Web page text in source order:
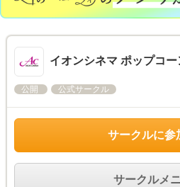
イオンシネマ ポップコ
公開 公式サークル
サークルに参
サークルメ